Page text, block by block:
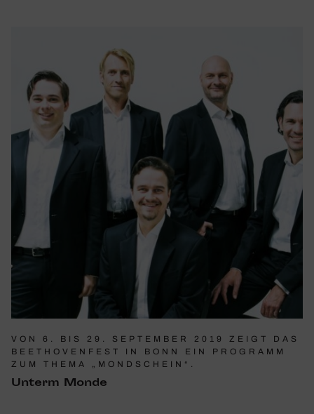
VON 6. BIS 29. SEPTEMBER 2019 ZEIGT DAS
BEETHOVENFEST IN BONN EIN PROGRAMM
ZUM THEMA „MONDSCHEIN“.
Unterm Monde